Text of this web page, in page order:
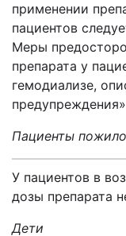
применении
пациентов
Меры
препарата у
гемодиализе,
Пациенты
У пациентов в
дозы препарата
Дети